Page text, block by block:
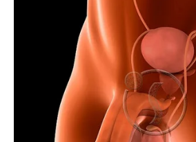
stabilnost i poštovanje.
Sudbina ne zaboravlja one koji su
kada je bilo teško.
A vi ste ostali.